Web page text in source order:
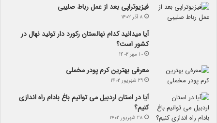
فیزیوتراپی بعد از عمل رباط صلیبی
۸ آذر ۱۴۰۲
آیا می­دانید کدام نهالستان رکورد دار تولید نهال­ در
کشور است؟
۱۰ مهر ۱۴۰۲
معرفی بهترین کرم پودر مخملی
۲۹ شهریور ۱۴۰۲
آیا در استان اردبیل می توانیم باغ بادام راه اندازی
کنیم؟
۲۸ شهریور ۱۴۰۲